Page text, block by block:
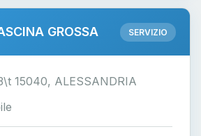
GROSSA SERVIZIO
15040, ALESSANDRIA